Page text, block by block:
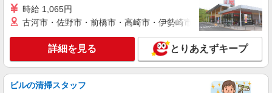
派遣社員
パーソルテンプスタッフ株式会社 中部コーディネートセンター一課
（小牧）/26-0507160
［春日井☆1500円］ハウジングセンター＊シ
ョールームでカンタン事務＋受付
時給1450円〜1500円（経験・能力による）
愛知県春日井市／最寄駅：春日井（中央本線）
時給 1,065円
古河市・佐野市・前橋市・高崎市・伊勢崎市・太田市・館林市
詳細を見る とりあえずキープ
ビルの清掃スタッフ